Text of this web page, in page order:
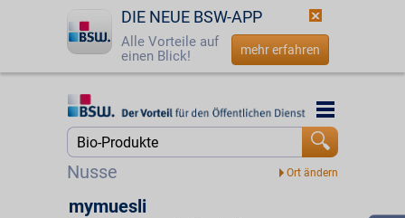
DIE NEUE BSW-APP
Alle Vorteile auf
einen Blick!
mehr erfahren
Startseite
Nusse
Startseite
mymuesli